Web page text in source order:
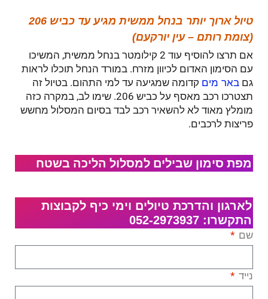
טיול ארוך יותר בנחל ממשית מגיע עד כביש 206
(צומת רותם – עין יורקעם)
אם תרצו להוסיף עוד 2 קילומטר בנחל ממשית, המשיכו
עם הסימון האדום לכיוון מזרח. במורד הנחל תוכלו לראות
גם באר מים קדומה שמגיעה עד למי התהום. בטיול זה
תצטרכו רכב מאסף על כביש 206. שימו לב, במקרה כזה
מומלץ מאוד לא להשאיר רכב לבד בסיום המסלול מחשש
פריצות לרכבים.
מפת סימון שבילים למסלול הליכה בשטח
לארגון והדרכת טיולים וימי כיף לקבוצות
התקשרו: 052-2973937
שם
נייד